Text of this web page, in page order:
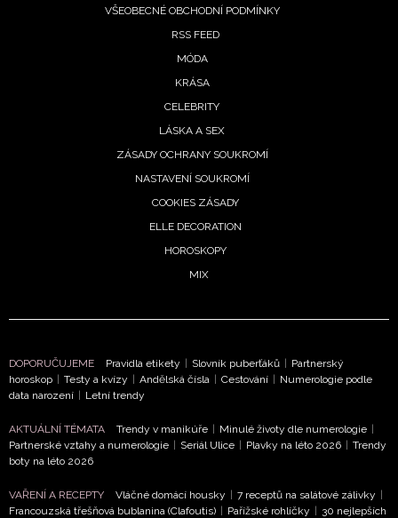
VŠEOBECNÉ OBCHODNÍ PODMÍNKY
RSS FEED
MÓDA
KRÁSA
CELEBRITY
LÁSKA A SEX
ZÁSADY OCHRANY SOUKROMÍ
NASTAVENÍ SOUKROMÍ
COOKIES ZÁSADY
ELLE DECORATION
HOROSKOPY
MIX
DOPORUČUJEME Pravidla etikety | Slovník puberťáků | Partnerský
horoskop | Testy a kvízy | Andělská čísla | Cestování | Numerologie podle
data narození | Letní trendy
AKTUÁLNÍ TÉMATA Trendy v manikúře | Minulé životy dle numerologie |
Partnerské vztahy a numerologie | Seriál Ulice | Plavky na léto 2026 | Trendy
boty na léto 2026
VAŘENÍ A RECEPTY Vláčné domácí housky | 7 receptů na salátové zálivky |
Francouzská třešňová bublanina (Clafoutis) | Pařížské rohlíčky | 30 nejlepších